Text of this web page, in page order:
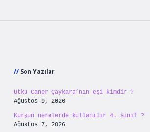
Son Yazılar
Utku Caner Çaykara’nın eşi kimdir ?
Ağustos 9, 2026
Kurşun nerelerde kullanılır 4. sınıf ?
Ağustos 7, 2026